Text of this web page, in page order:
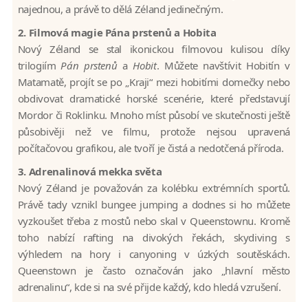
najednou, a právě to dělá Zéland jedinečným.
2. Filmová magie Pána prstenů a Hobita
Nový Zéland se stal ikonickou filmovou kulisou díky
trilogiím Pán prstenů a Hobit. Můžete navštívit Hobitín v
Matamatě, projít se po „Kraji“ mezi hobitími domečky nebo
obdivovat dramatické horské scenérie, které představují
Mordor či Roklinku. Mnoho míst působí ve skutečnosti ještě
působivěji než ve filmu, protože nejsou upravená
počítačovou grafikou, ale tvoří je čistá a nedotčená příroda.
3. Adrenalinová mekka světa
Nový Zéland je považován za kolébku extrémních sportů.
Právě tady vznikl bungee jumping a dodnes si ho můžete
vyzkoušet třeba z mostů nebo skal v Queenstownu. Kromě
toho nabízí rafting na divokých řekách, skydiving s
výhledem na hory i canyoning v úzkých soutěskách.
Queenstown je často označován jako „hlavní město
adrenalinu“, kde si na své přijde každý, kdo hledá vzrušení.